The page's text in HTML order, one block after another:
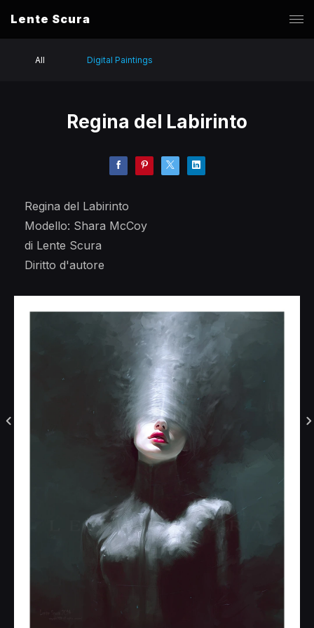
Lente Scura
All Digital Paintings
Regina del Labirinto
Regina del Labirinto
Modello: Shara McCoy
di Lente Scura
Diritto d'autore